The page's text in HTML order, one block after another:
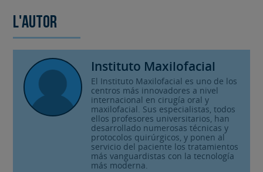
L'autor
Instituto Maxilofacial
El Instituto Maxilofacial es uno de los
centros más innovadores a nivel
internacional en cirugía oral y
maxilofacial. Sus especialistas, todos
ellos profesores universitarios, han
desarrollado numerosas técnicas y
protocolos quirúrgicos, y ponen al
servicio del paciente los tratamientos
más vanguardistas con la tecnología
más moderna.